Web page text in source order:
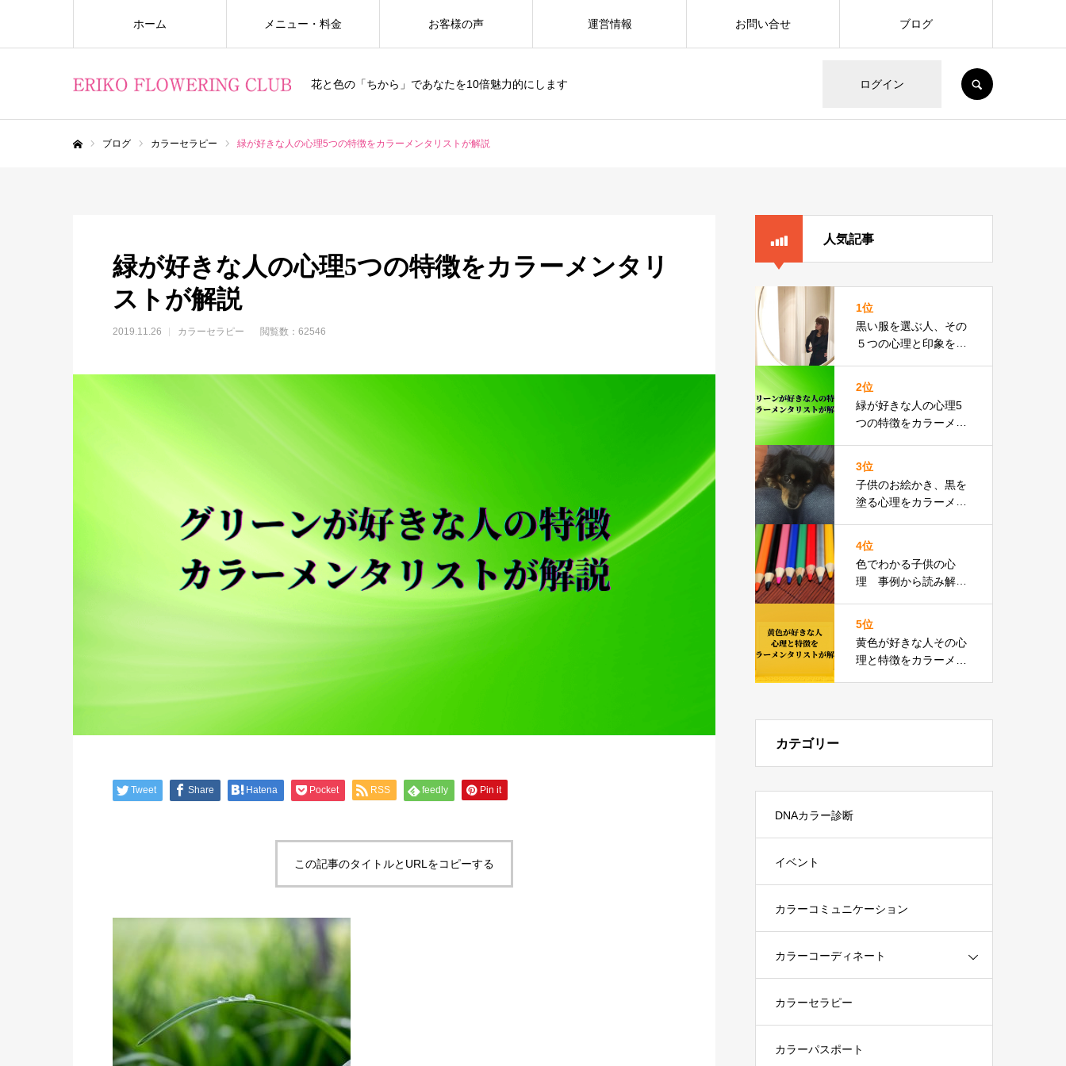
花と色の「ちから」であなたを10倍魅力的にします ログイン
ホーム メニュー・料金 お客様の声 運営情報 お問い合せ ブログ
ブログ カラーセラピー 緑が好きな人の心理5つの特徴をカラーメンタリストが解説
緑が好きな人の心理5つの特徴をカラーメンタリ
ストが解説
2019.11.26 カラーセラピー 閲覧数：62546
Tweet Share Hatena Pocket RSS feedly Pin it
この記事のタイトルとURLをコピーする
人気記事
1位
黒い服を選ぶ人、その
５つの心理と印象をカ
2位
緑が好きな人の心理5
つの特徴をカラーメン
3位
子供のお絵かき、黒を
塗る心理をカラーメン
4位
色でわかる子供の心
理 事例から読み解く
5位
黄色が好きな人その心
理と特徴をカラーメン
カテゴリー
DNAカラー診断
イベント
カラーコミュニケーション
カラーコーディネート
カラーセラピー
カラーパスポート